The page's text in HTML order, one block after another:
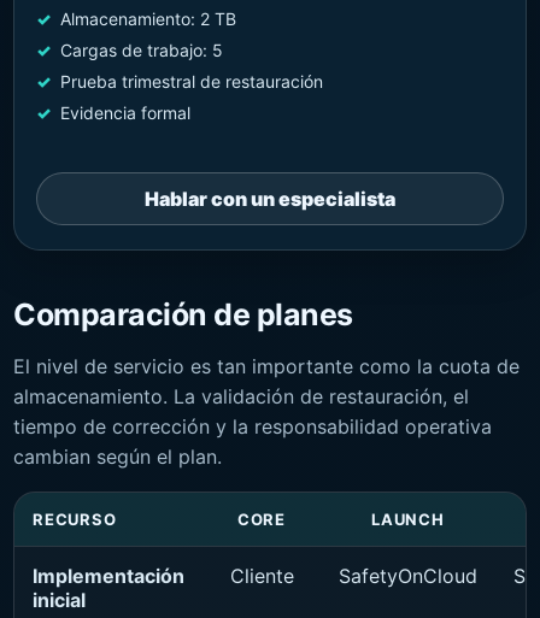
Almacenamiento: 2 TB
Cargas de trabajo: 5
Prueba trimestral de restauración
Evidencia formal
Hablar con un especialista
Comparación de planes
El nivel de servicio es tan importante como la cuota de
almacenamiento. La validación de restauración, el
tiempo de corrección y la responsabilidad operativa
cambian según el plan.
RECURSO CORE LAUNCH
Implementación
inicial
Cliente SafetyOnCloud